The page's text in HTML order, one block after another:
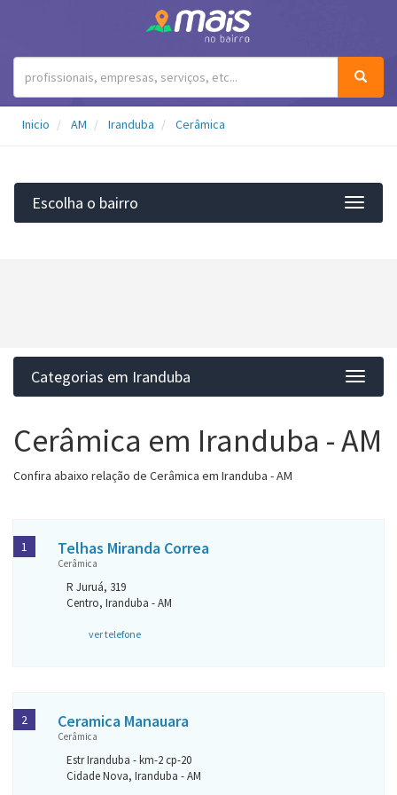
Inicio AM Iranduba Cerâmica
Filtro
Escolha o bairro
Categorias em Iranduba
Cerâmica em Iranduba - AM
Confira abaixo relação de Cerâmica em Iranduba - AM
Telhas Miranda Correa
Cerâmica
R Juruá, 319
Centro, Iranduba - AM
ver telefone
1
Ceramica Manauara
Cerâmica
Estr Iranduba - km-2 cp-20
Cidade Nova, Iranduba - AM
2